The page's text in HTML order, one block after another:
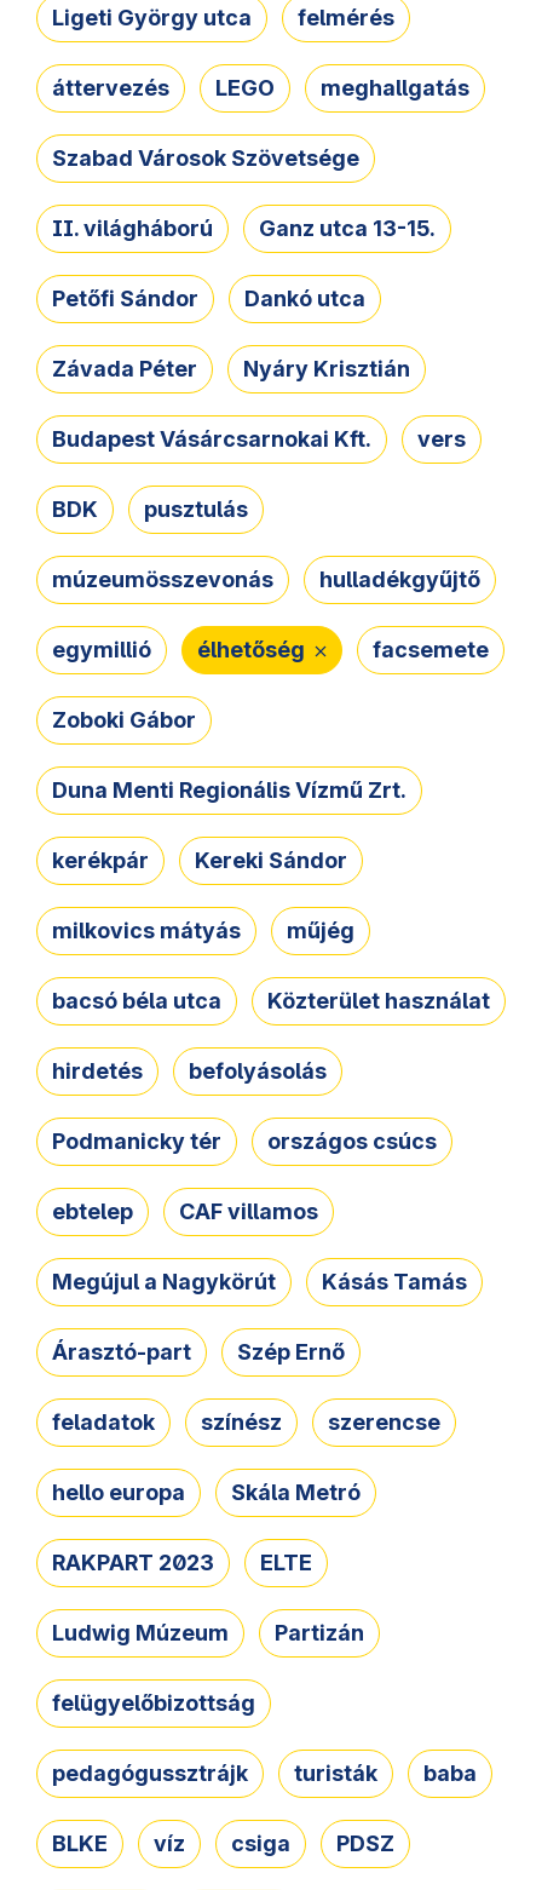
Ligeti György utca felmérés
áttervezés LEGO meghallgatás
Szabad Városok Szövetsége
II. világháború Ganz utca 13-15.
Petőfi Sándor Dankó utca
Závada Péter Nyáry Krisztián
Budapest Vásárcsarnokai Kft. vers
BDK pusztulás
múzeumösszevonás hulladékgyűjtő
egymillió élhetőség facsemete
Zoboki Gábor
Duna Menti Regionális Vízmű Zrt.
kerékpár Kereki Sándor
milkovics mátyás műjég
bacsó béla utca Közterület használat
hirdetés befolyásolás
Podmanicky tér országos csúcs
ebtelep CAF villamos
Megújul a Nagykörút Kásás Tamás
Árasztó-part Szép Ernő
feladatok színész szerencse
hello europa Skála Metró
RAKPART 2023 ELTE
Ludwig Múzeum Partizán
felügyelőbizottság
pedagógussztrájk turisták baba
BLKE víz csiga PDSZ